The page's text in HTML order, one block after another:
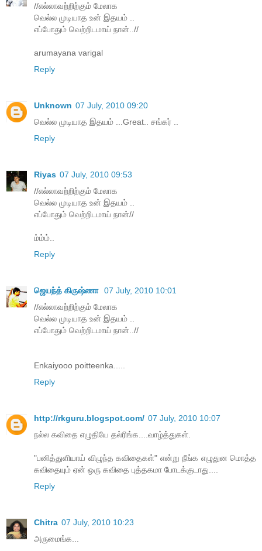
//எல்லாவற்றிற்கும் மேலாக
வெல்ல முடியாத உன் இதயம் ..
எப்போதும் வெற்றிடமாய் நான்..//
arumayana varigal
Reply
Unknown 07 July, 2010 09:20
வெல்ல முடியாத இதயம் ...Great.. சங்கர் ..
Reply
Riyas 07 July, 2010 09:53
//எல்லாவற்றிற்கும் மேலாக
வெல்ல முடியாத உன் இதயம் ..
எப்போதும் வெற்றிடமாய் நான்//
ம்ம்ம்..
Reply
ஜெயந்த் கிருஷ்ணா 07 July, 2010 10:01
//எல்லாவற்றிற்கும் மேலாக
வெல்ல முடியாத உன் இதயம் ..
எப்போதும் வெற்றிடமாய் நான்..//
Enkaiyooo poitteenka.....
Reply
http://rkguru.blogspot.com/ 07 July, 2010 10:07
நல்ல கவிதை எழுதியே தல்ரிங்க....வாழ்த்துகள்.
"பனித்துளியாய் விழுந்த கவிதைகள்" என்று நீங்க எழுதுன மொத்த
கவிதையும் ஏன் ஒரு கவிதை புத்தகமா போடக்குடாது....
Reply
Chitra 07 July, 2010 10:23
அருமைங்க...